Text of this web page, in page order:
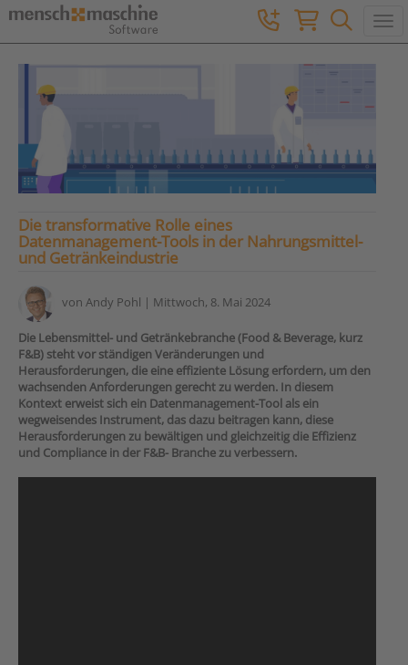
Die transformative Rolle eines
Datenmanagement-Tools in der Nahrungsmittel-
und Getränkeindustrie
von Andy Pohl | Mittwoch, 8. Mai 2024
Die Lebensmittel- und Getränkebranche (Food & Beverage, kurz
F&B) steht vor ständigen Veränderungen und
Herausforderungen, die eine effiziente Lösung erfordern, um den
wachsenden Anforderungen gerecht zu werden. In diesem
Kontext erweist sich ein Datenmanagement-Tool als ein
wegweisendes Instrument, das dazu beitragen kann, diese
Herausforderungen zu bewältigen und gleichzeitig die Effizienz
und Compliance in der F&B- Branche zu verbessern.